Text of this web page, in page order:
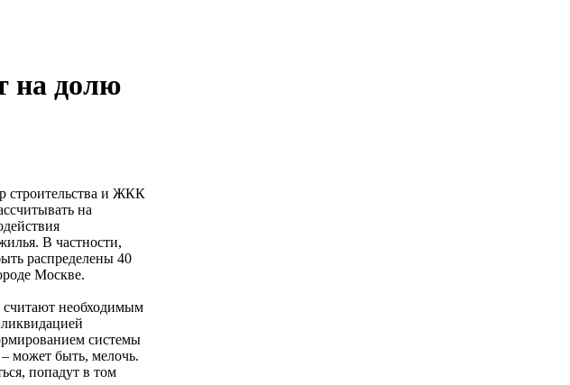
на долю
строительства и ЖКК
на
В частности,
распределены 40
Москве.
считают необходимым
системы
может быть, мелочь.
попадут в том